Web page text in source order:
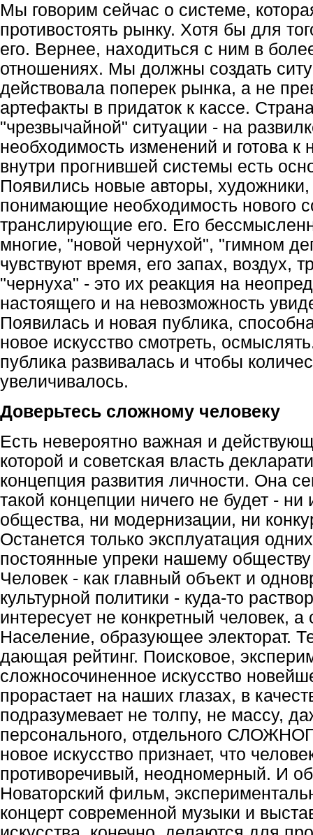
Мы говорим сейчас о системе,
противостоять рынку. Хотя бы для
его. Вернее, находиться с ним в
отношениях. Мы должны создать
действовала поперек рынка, а не
артефакты в придаток к кассе.
"чрезвычайной" ситуации - на
необходимость изменений и готова к
внутри прогнившей системы есть
Появились новые авторы,
понимающие необходимость нового
транслирующие его. Его
многие, "новой чернухой", "гимном
чувствуют время, его запах, воздух,
"чернуха" - это их реакция на
настоящего и на невозможность
Появилась и новая публика,
новое искусство смотреть,
публика развивалась и чтобы
увеличивалось.
Доверьтесь сложному человеку
Есть невероятно важная и
которой и советская власть
концепция развития личности. Она
такой концепции ничего не будет - ни
общества, ни модернизации, ни
Останется только эксплуатация
постоянные упреки нашему
Человек - как главный объект и
культурной политики - куда-то
интересует не конкретный человек,
Население, образующее электорат.
дающая рейтинг. Поисковое,
сложносочиненное искусство
прорастает на наших глазах, в
подразумевает не толпу, не массу,
персонального, отдельного
новое искусство признает, что
противоречивый, неодномерный. И
Новаторский фильм,
концерт современной музыки и